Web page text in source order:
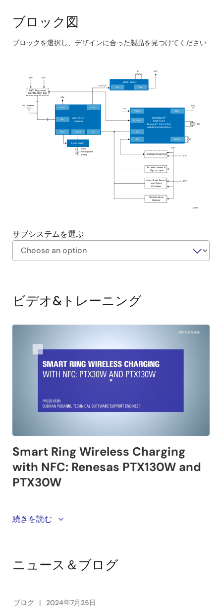
昇降圧アーキテクチャは、安定した電力出力を提供
し、一貫したパフォーマンス、バッテリ寿命の延
長、およびデバイスの信頼性の向上を促進します。
としています。
ブロック図
ブロックを選択し、デザインに合った製品を見つけてください
block
diagram
US275
Accelerometer &
Gyroscope
Heart Rate Sensor
and Pulse
Oximeter
Fingerprint Sensor
Temperature
Sensor
1.8V 3.3V
NFC Antenna
1.8V
Li-Ion
Rechargeable
Battery
3.3V
L1
3.0V-5.2V
3.3V
1.8V
3.3V
3.3V
L2
32M
Load Switch
NFC WLC
Listener
VDMCU VDDC
RF
GPO VBAT I2C
Buck-Boost
Vin
Vout
NFC Payment/
identification Tag
VBAT
ISO7816
I2C
SPI
BLE
DC/DC
SmartBond™
Multi-Core
Bluetooth® LE 5.2 SoC
with Embedded Flash
サブシステムを選ぶ
Diagram
ビデオ&トレーニング
Join Sudhan Puranik, Technical Support Engineer at
application using RenesasPTX130W
equipped with NFC for contactless payments and
続きを読む
ニュース＆ブログ
ブログ 2024年7月25日